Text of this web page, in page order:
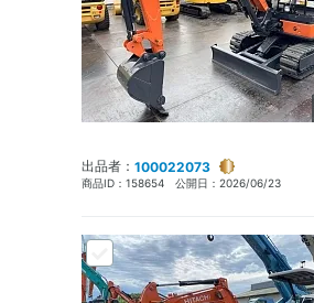
出品者： 100022073
商品ID： 158654 公開日： 2026/06/23